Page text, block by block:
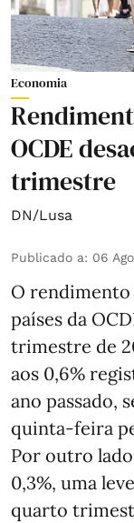
Economia
OCDE
trimestre
DN/Lusa
Publicado a: 06
O rendimento
países da
trimestre de
aos 0,6%
ano passado,
quinta-feira
Por outro
0,3%, uma
quarto